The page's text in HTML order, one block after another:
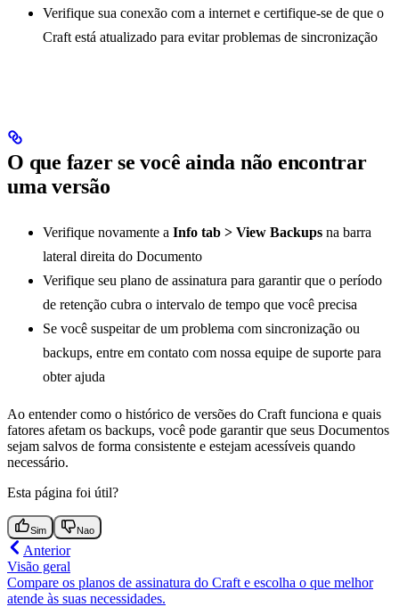
Verifique sua conexão com a internet e certifique-se de que o
Craft está atualizado para evitar problemas de sincronização
O que fazer se você ainda não encontrar
uma versão
Verifique novamente a Info tab > View Backups na barra
lateral direita do Documento
Verifique seu plano de assinatura para garantir que o período
de retenção cubra o intervalo de tempo que você precisa
Se você suspeitar de um problema com sincronização ou
backups, entre em contato com nossa equipe de suporte para
obter ajuda
Ao entender como o histórico de versões do Craft funciona e quais
fatores afetam os backups, você pode garantir que seus Documentos
sejam salvos de forma consistente e estejam acessíveis quando
necessário.
Esta página foi útil?
Sim Nao
Anterior
Visão geral
Compare os planos de assinatura do Craft e escolha o que melhor
atende às suas necessidades.